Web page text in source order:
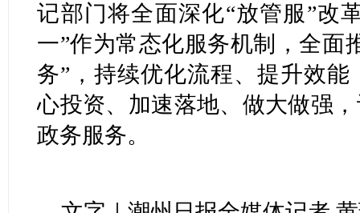
记部门将全面深化“放管服”改
一”作为常态化服务机制，全面
务”，持续优化流程、提升效
心投资、加速落地、做大做强
政务服务。